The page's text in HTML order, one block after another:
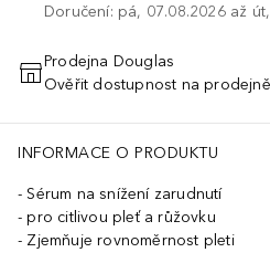
Doručení: pá, 07.08.2026 až
PŘIDAT DO
Prodejna Douglas
Ověřit dostupnost na prodejně
INFORMACE O PRODUKTU
Sérum na snížení zarudnutí
pro citlivou pleť a růžovku
Zjemňuje rovnoměrnost pleti